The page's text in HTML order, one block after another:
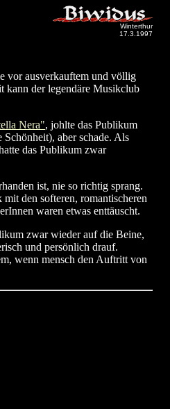
Winterthur
17.3.1997
vor ausverkauftem und völlig
kann der legendäre Musikclub
Nera", johlte das Publikum
aber schade. Als
das Publikum zwar
ist, nie so richtig sprang.
den softeren, romantischeren
waren etwas enttäuscht.
zwar wieder auf die Beine,
und persönlich drauf.
wenn mensch den Auftritt von